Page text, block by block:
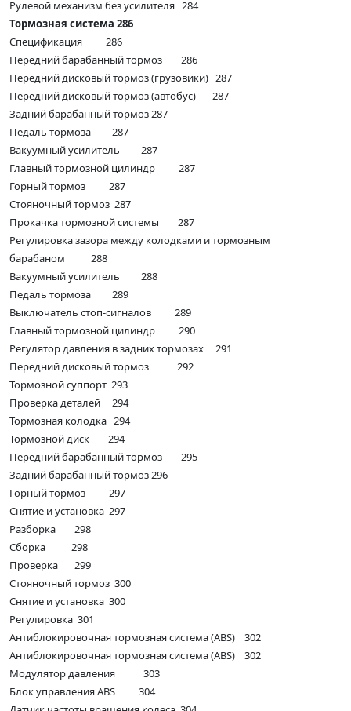
Рулевой механизм без усилителя 284
Тормозная система 286
Спецификация 286
Передний барабанный тормоз 286
Передний дисковый тормоз (грузовики) 287
Передний дисковый тормоз (автобус) 287
Задний барабанный тормоз 287
Педаль тормоза 287
Вакуумный усилитель 287
Главный тормозной цилиндр 287
Горный тормоз 287
Стояночный тормоз 287
Прокачка тормозной системы 287
Регулировка зазора между колодками и тормозным
барабаном 288
Вакуумный усилитель 288
Педаль тормоза 289
Выключатель стоп-сигналов 289
Главный тормозной цилиндр 290
Регулятор давления в задних тормозах 291
Передний дисковый тормоз 292
Тормозной суппорт 293
Проверка деталей 294
Тормозная колодка 294
Тормозной диск 294
Передний барабанный тормоз 295
Задний барабанный тормоз 296
Горный тормоз 297
Снятие и установка 297
Разборка 298
Сборка 298
Проверка 299
Стояночный тормоз 300
Снятие и установка 300
Регулировка 301
Антиблокировочная тормозная система (ABS) 302
Антиблокировочная тормозная система (ABS) 302
Модулятор давления 303
Блок управления ABS 304